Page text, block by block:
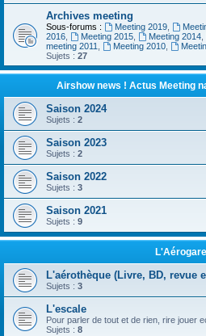
Archives meeting
Sous-forums : Meeting 2019,
2016
Meeting 2015, Meeting 2014,
meeting 2011
Meeting 2010,
Sujets : 27
Airshow news ! Actus Meeting
Saison 2024
Sujets : 2
Saison 2023
Sujets : 2
Saison 2022
Sujets : 3
Saison 2021
Sujets : 9
L'Aérogare
L'aérothèque (Livre, BD, revue
Sujets : 3
L'escale
Pour parler de tout et de rien, rire jouer
Sujets : 8